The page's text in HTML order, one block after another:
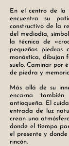
En el centro de la
encuentra su
constructivo de la
del mediodía,
la técnica de
pequeñas piedras
monástica, dibujan
suelo. Caminar por
de piedra y
Más allá de su
encarna
antioqueña. El
entrada de luz
crean una
donde el tiempo
el presente y
rincón.